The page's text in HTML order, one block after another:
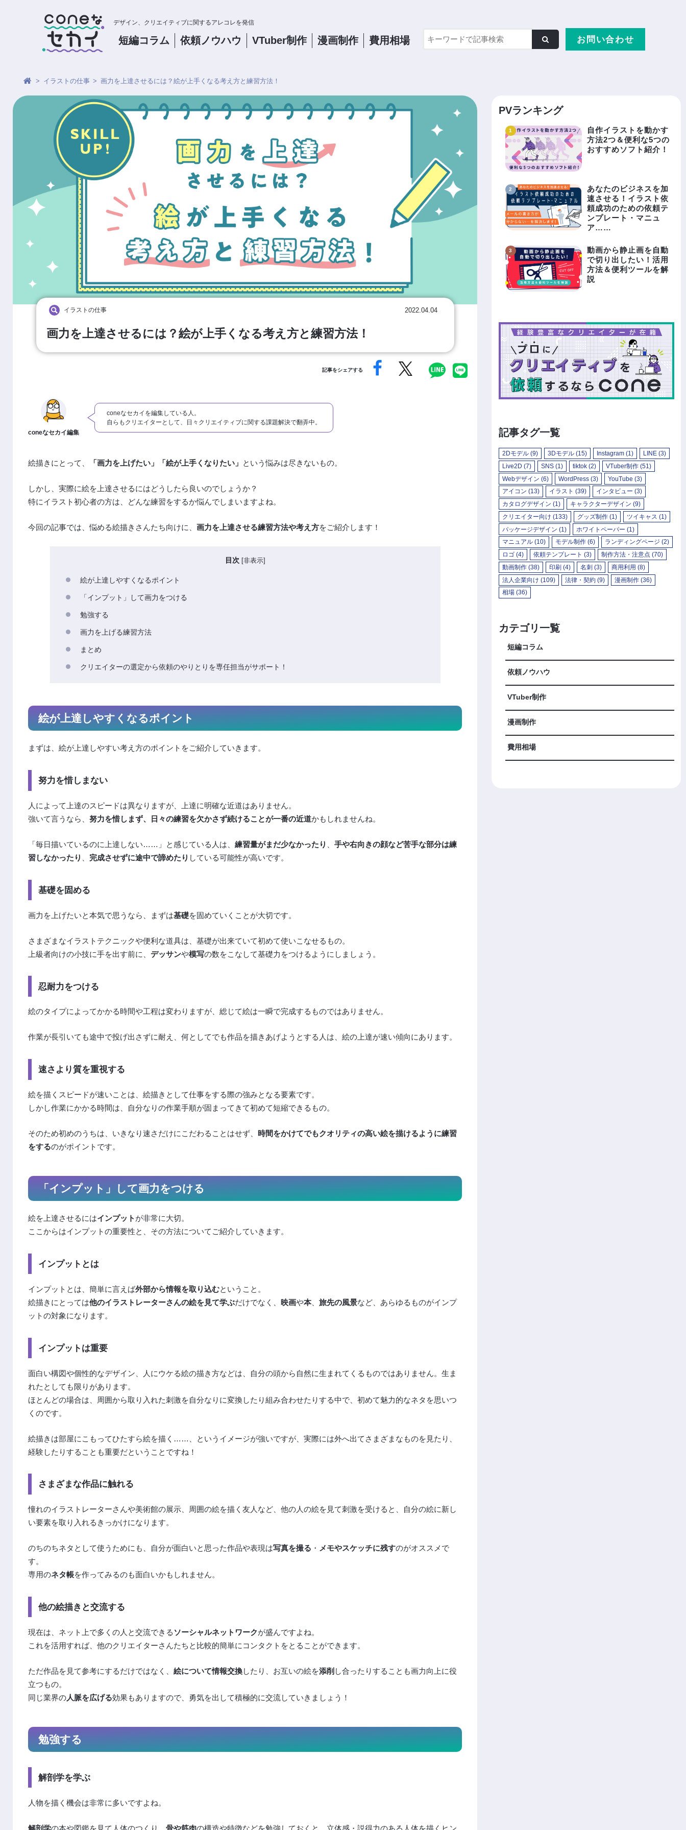
デザイン、クリエイティブに関するアレコレを発信
短編コラム 依頼ノウハウ VTuber制作 漫画制作 費用相場 お問い合わせ
イラストの仕事 画力を上達させるには？絵が上手くなる考え方と練習方法！
イラストの仕事 2022.04.04
画力を上達させるには？絵が上手くなる考え方と練習方法！
記事をシェアする
coneなセカイ編集
coneなセカイを編集している人。
自らもクリエイターとして、日々クリエイティブに関する課題解決で翻弄中。
絵描きにとって、 「画力を上げたい」「絵が上手くなりたい」 という悩みは尽きないもの。
しかし、実際に絵を上達させるにはどうしたら良いのでしょうか？
特にイラスト初心者の方は、どんな練習をするか悩んでしまいますよね。
今回の記事では、悩める絵描きさんたち向けに、 画力を上達させる練習方法や考え方をご紹介します！
目次 [非表示]
絵が上達しやすくなるポイント
「インプット」して画力をつける
勉強する
画力を上げる練習方法
まとめ
クリエイターの選定から依頼のやりとりを専任担当がサポート！
絵が上達しやすくなるポイント
まずは、絵が上達しやすい考え方のポイントをご紹介していきます。
努力を惜しまない
人によって上達のスピードは異なりますが、上達に明確な近道はありません。
強いて言うなら、 努力を惜しまず、日々の練習を欠かさず続けることが一番の近道かもしれませんね。
「毎日描いているのに上達しない……」と感じている人は、 練習量がまだ少なかったり
手や右向きの顔など苦手な部分は練
習しなかったり
完成させずに途中で諦めたり している可能性が高いです。
基礎を固める
画力を上げたいと本気で思うなら、まずは基礎を固めていくことが大切です。
さまざまなイラストテクニックや便利な道具は、基礎が出来ていて初めて使いこなせるもの。
上級者向けの小技に手を出す前に、 デッサンや模写の数をこなして基礎力をつけるようにしましょう。
忍耐力をつける
絵のタイプによってかかる時間や工程は変わりますが、総じて絵は一瞬で完成するものではありません。
作業が長引いても途中で投げ出さずに耐え、何としてでも作品を描きあげようとする人は、絵の上達が速い傾向にあります。
速さより質を重視する
絵を描くスピードが速いことは、絵描きとして仕事をする際の強みとなる要素です。
しかし作業にかかる時間は、自分なりの作業手順が固まってきて初めて短縮できるもの。
そのため初めのうちは、いきなり速さだけにこだわることはせず、 時間をかけてでもクオリティの高い絵を描けるように練習
をするのがポイントです。
「インプット」して画力をつける
絵を上達させるにはインプット が非常に大切。
ここからはインプットの重要性と、その方法についてご紹介していきます。
インプットとは
インプットとは、簡単に言えば外部から情報を取り込むということ。
絵描きにとっては他のイラストレーターさんの絵を見て学ぶだけでなく、 映画や本、 旅先の風景など、あらゆるものがインプ
ットの対象になります。
インプットは重要
面白い構図や個性的なデザイン、人にウケる絵の描き方などは、自分の頭から自然に生まれてくるものではありません。生ま
れたとしても限りがあります。
ほとんどの場合は、周囲から取り入れた刺激を自分なりに変換したり組み合わせたりする中で、初めて魅力的なネタを思いつ
くのです。
絵描きは部屋にこもってひたすら絵を描く……、というイメージが強いですが、実際には外へ出てさまざまなものを見たり、
経験したりすることも重要だということですね！
さまざまな作品に触れる
憧れのイラストレーターさんや美術館の展示、周囲の絵を描く友人など、他の人の絵を見て刺激を受けると、自分の絵に新し
い要素を取り入れるきっかけになります。
のちのちネタとして使うためにも、自分が面白いと思った作品や表現は写真を撮る ・ メモやスケッチに残すのがオススメで
す。
専用のネタ帳を作ってみるのも面白いかもしれません。
他の絵描きと交流する
現在は、ネット上で多くの人と交流できる ソーシャルネットワークが盛んですよね。
これを活用すれば、他のクリエイターさんたちと比較的簡単にコンタクトをとることができます。
ただ作品を見て参考にするだけではなく、 絵について情報交換したり、お互いの絵を添削 し合ったりすることも画力向上に役
立つもの。
同じ業界の人脈を広げる効果もありますので、勇気を出して積極的に交流していきましょう！
勉強する
解剖学を学ぶ
人物を描く機会は非常に多いですよね。
解剖学の本や図鑑を見て人体のつくり、 骨や筋肉の構造や特徴などを勉強しておくと、立体感・説得力のある人体を描くヒン
PVランキング
自作イラストを動かす
方法2つ＆便利な5つの
おすすめソフト紹介！
あなたのビジネスを加
速させる！イラスト依
頼成功のための依頼テ
ンプレート・マニュ
ア……
動画から静止画を自動
で切り出したい！活用
方法＆便利ツールを解
説
記事タグ一覧
2Dモデル(9) 3Dモデル(15) Instagram (1) LINE (3)
Live2D (7) SNS(1) tiktok (2) VTuber制作 (51)
Webデザイン (6) WordPress(3) YouTube (3)
アイコン (13) イラスト (39) インタビュー (3)
カタログデザイン (1) キャラクターデザイン (9)
クリエイター向け (133) グッズ制作(1) ツイキャス (1)
パッケージデザイン (1) ホワイトペーパー (1)
マニュアル(10) モデル制作(6) ランディングページ (2)
ロゴ(4) 依頼テンプレート (3) 制作方法・注意点 (70)
動画制作(38) 印刷 (4) 名刺 (3) 商用利用 (8)
法人企業向け (109) 法律・契約(9) 漫画制作 (36)
相場(36)
カテゴリ一覧
短編コラム
依頼ノウハウ
VTuber制作
漫画制作
費用相場